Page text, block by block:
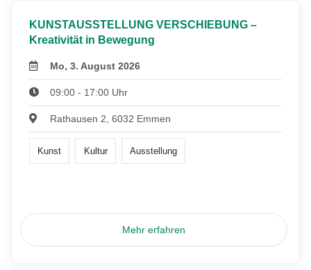
KUNSTAUSSTELLUNG VERSCHIEBUNG –
Kreativität in Bewegung
Mo, 3. August 2026
09:00 - 17:00 Uhr
Rathausen 2, 6032 Emmen
Kunst Kultur Ausstellung
Mehr erfahren